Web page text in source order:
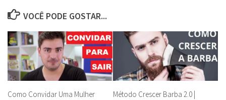
VOCÊ PODE GOSTAR...
Como Convidar Uma Mulher
Método Crescer Barba 2.0 |